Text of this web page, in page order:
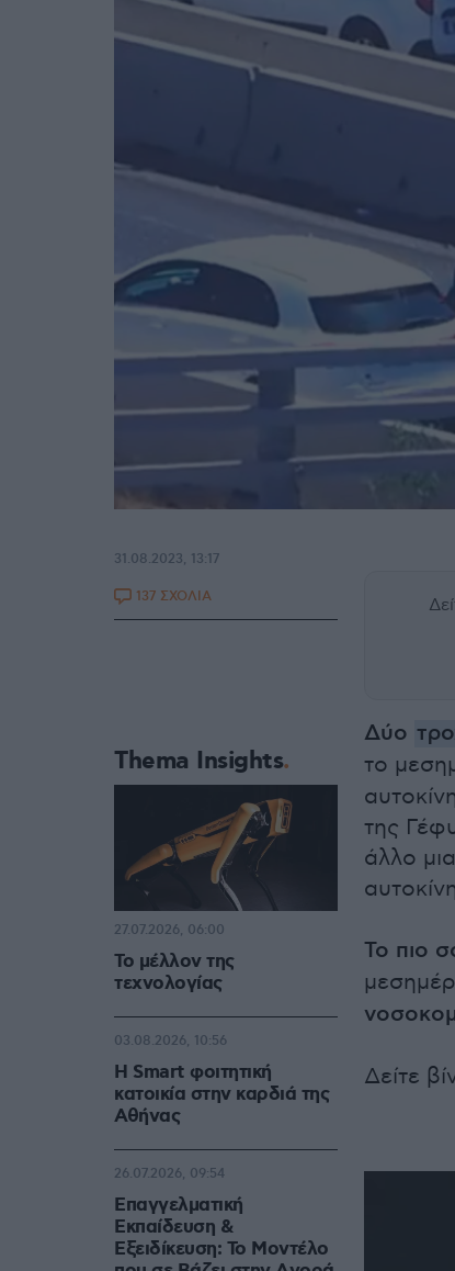
Δύο
το
της
άλλο
Το πιο
Δείτε
31.08.2023, 13:17
137 ΣΧΟΛΙΑ
Thema Insights
Το μέλλον της
τεχνολογίας
27.07.2026, 06:00
Η Smart φοιτητική
κατοικία στην καρδιά της
Αθήνας
03.08.2026, 10:56
Επαγγελματική
Εκπαίδευση &
Εξειδίκευση: Το Mοντέλο
26.07.2026, 09:54